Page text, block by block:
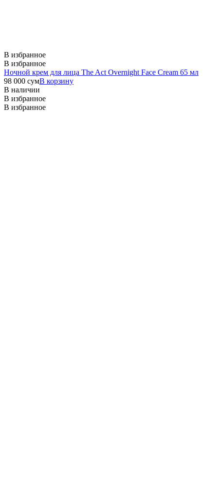
В избранное
В избранное
Ночной крем для лица The Act Overnight Face Cream 65 мл
98 000 сумВ корзину
В наличии
В избранное
В избранное